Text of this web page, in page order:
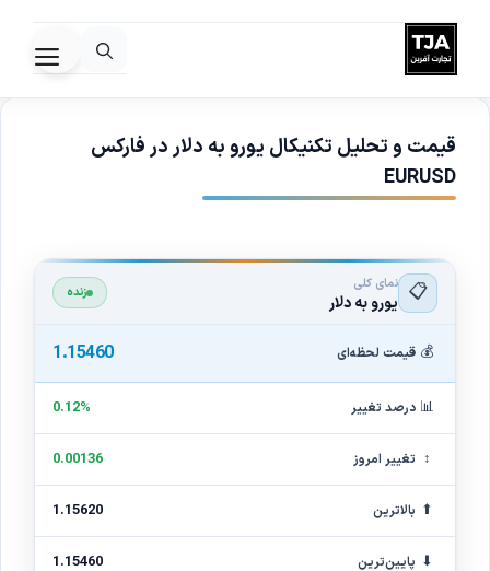
به
محتواقیمت و تحلیل تکنیکال یورو به دلار در فارکس
EURUSD
📋 نمای کلی
یورو به دلار زنده
💰 قیمت لحظه‌ای 1.15460
📊 درصد تغییر 0.12%
↕ تغییر امروز 0.00136
⬆ بالاترین 1.15620
⬇ پایین‌ترین 1.15460